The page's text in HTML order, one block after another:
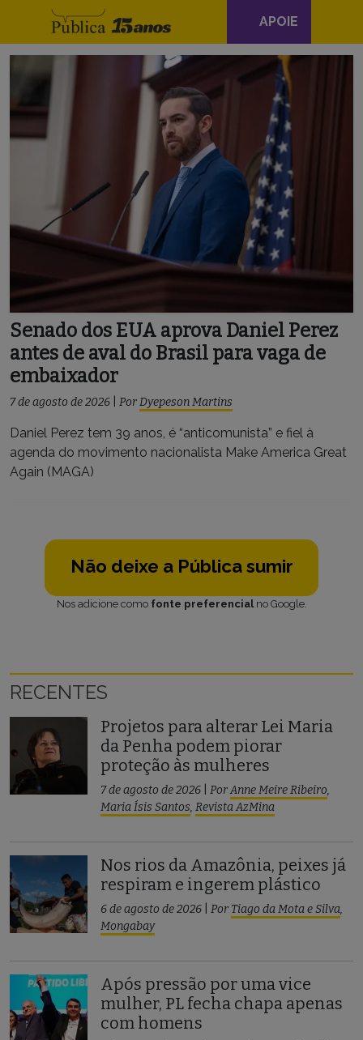
Navegação
principal
APOIE
Senado dos EUA aprova Daniel Perez
antes de aval do Brasil para vaga de
embaixador
7 de agosto de 2026 PorDyepeson Martins
Daniel Perez tem 39 anos, é “anticomunista” e fiel à
agenda do movimento nacionalista Make America Great
Again (MAGA)
Não deixe a Pública sumir
Nos adicione como fonte preferencialno Google.
RECENTES
Projetos para alterar Lei Maria
da Penha podem piorar
proteção às mulheres
7 de agosto de 2026 PorAnne Meire Ribeiro,
Maria Ísis Santos, Revista AzMina
Nos rios da Amazônia, peixes já
respiram e ingerem plástico
6 de agosto de 2026 Por Tiago da Mota e Silva,
Mongabay
Após pressão por uma vice
mulher, PL fecha chapa apenas
com homens